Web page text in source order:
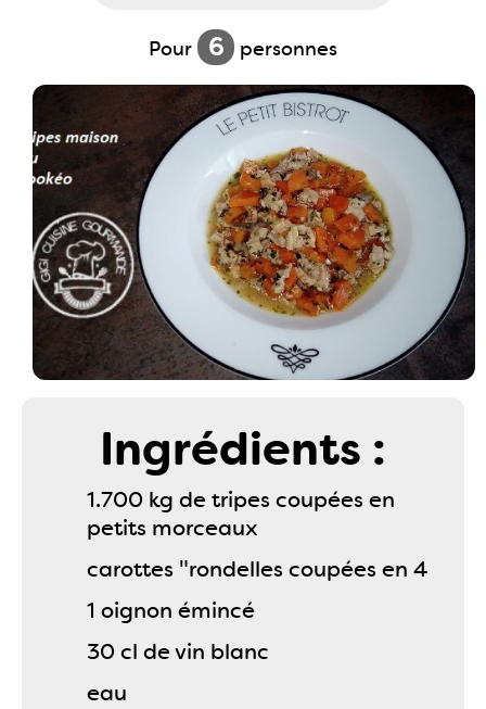
Pour 6 personnes
Ingrédients :
1.700 kg de tripes coupées en
petits morceaux
carottes "rondelles coupées en 4
1 oignon émincé
30 cl de vin blanc
eau